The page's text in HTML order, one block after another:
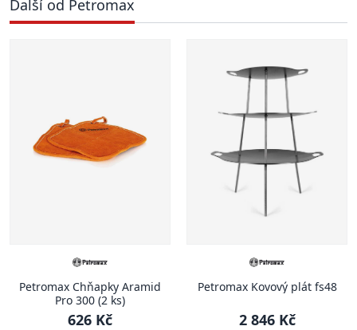
Další od Petromax
Petromax Chňapky Aramid
Pro 300 (2 ks)
626 Kč
Petromax Kovový plát fs48
2 846 Kč